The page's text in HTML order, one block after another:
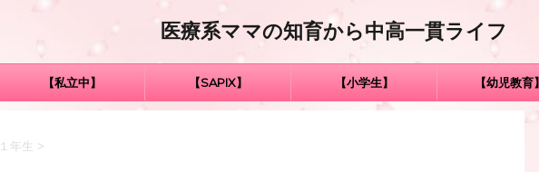
医療系ママの知育から中高一貫ライフ
【私立中】 【SAPIX】 【小学生】 【幼児教育】
１年生 >